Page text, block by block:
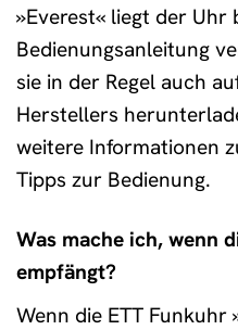
»Everest« liegt der Uhr
Bedienungsanleitung
sie in der Regel auch
Herstellers
weitere Informationen
Tipps zur Bedienung.
Was mache ich, wenn
empfängt?
Wenn die ETT Funkuhr